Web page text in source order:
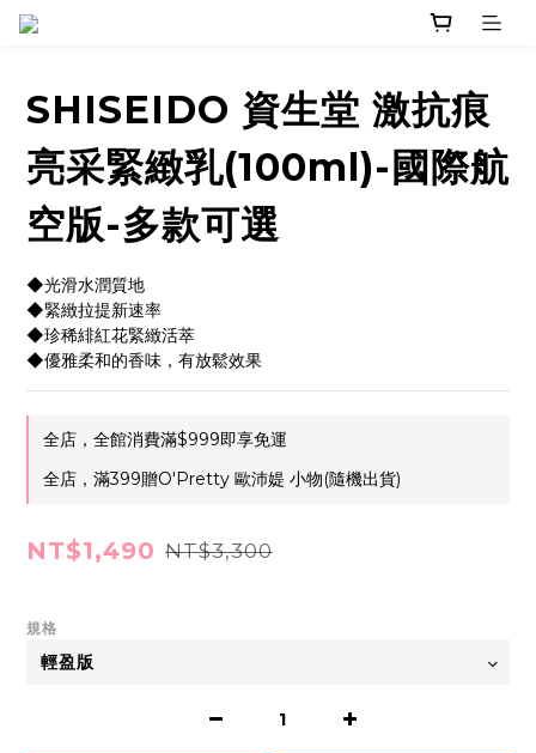
SHISEIDO 資生堂 激抗痕
亮采緊緻乳(100ml)-國際航
空版-多款可選
◆光滑水潤質地
◆緊緻拉提新速率
◆珍稀緋紅花緊緻活萃
◆優雅柔和的香味，有放鬆效果
全店，全館消費滿$999即享免運
全店，滿399贈O'Pretty 歐沛媞 小物(隨機出貨)
NT$1,490 NT$3,300
規格